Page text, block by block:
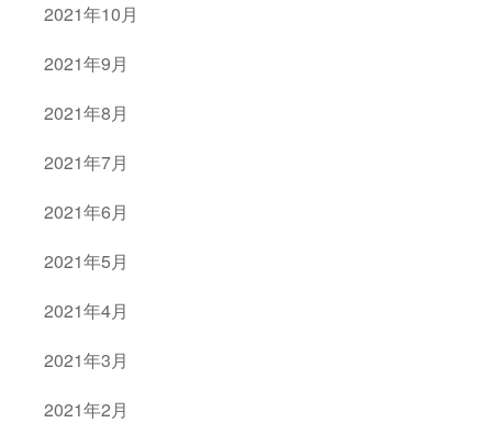
2021年10月
2021年9月
2021年8月
2021年7月
2021年6月
2021年5月
2021年4月
2021年3月
2021年2月